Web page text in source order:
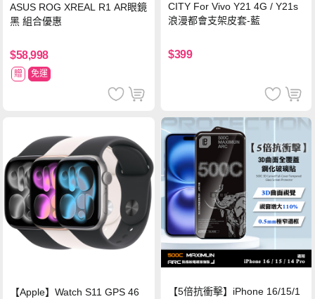
ASUS ROG XREAL R1 AR眼鏡
黑 組合優惠
$58,998
贈 免運
CITY For Vivo Y21 4G / Y21s
浪漫都會支架皮套-藍
$399
【Apple】Watch S11 GPS 46
【5倍抗衝擊】iPhone 16/15/1